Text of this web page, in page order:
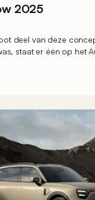
2025
deel van deze
staat er één op het